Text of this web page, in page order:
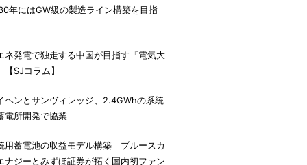
年にはGW級の製造ライン構築を目指
ネ発電で独走する中国が目指す『電気大
【SJコラム】
ヘンとサンヴィレッジ、2.4GWhの系統
電所開発で協業
用蓄電池の収益モデル構築 ブルースカ
ナジーとみずほ証券が拓く国内初ファン